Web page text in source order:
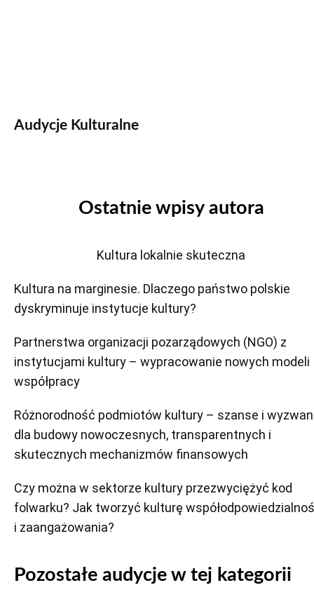
Audycje Kulturalne
Ostatnie wpisy autora
Kultura lokalnie skuteczna
Kultura na marginesie. Dlaczego państwo polskie
dyskryminuje instytucje kultury?
Partnerstwa organizacji pozarządowych (NGO) z
instytucjami kultury – wypracowanie nowych modeli
współpracy
Różnorodność podmiotów kultury – szanse i
dla budowy nowoczesnych, transparentnych i
skutecznych mechanizmów finansowych
Czy można w sektorze kultury przezwyciężyć kod
folwarku? Jak tworzyć kulturę
i zaangażowania?
Pozostałe audycje w tej kategorii